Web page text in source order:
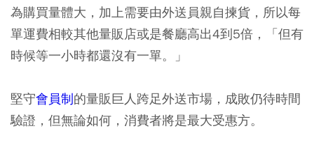
為購買量體大，加上需要由外送員親自揀貨，所以每
單運費相較其他量販店或是餐廳高出4到5倍，「但有
時候等一小時都還沒有一單。」
堅守會員制的量販巨人跨足外送市場，成敗仍待時間
驗證，但無論如何，消費者將是最大受惠方。